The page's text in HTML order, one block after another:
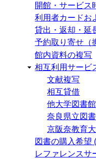
開館・サービス
利用者カードお
貸出・返却・延
予約取り寄せ（
館内資料の複写
相互利用サービ
文献複写
相互貸借
他大学図書
奈良県立図
京阪奈教育
図書の購入希望
レファレンスサ